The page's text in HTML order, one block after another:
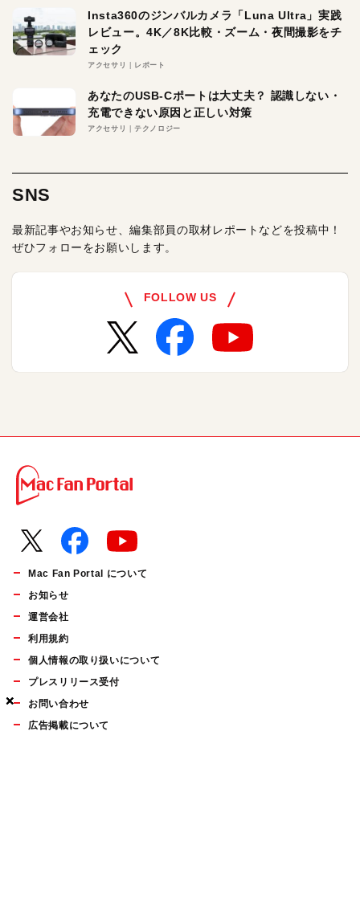
×
×
×
Insta360のジンバルカメラ「Luna Ultra」実践
レビュー。4K／8K比較・ズーム・夜間撮影をチ
ェック
アクセサリ レポート
あなたのUSB-Cポートは大丈夫？ 認識しない・
充電できない原因と正しい対策
アクセサリ テクノロジー
SNS
最新記事やお知らせ、編集部員の取材レポートなどを投稿中！
ぜひフォローをお願いします。
FOLLOW US
Mac Fan Portal について
お知らせ
運営会社
利用規約
個人情報の取り扱いについて
プレスリリース受付
お問い合わせ
広告掲載について